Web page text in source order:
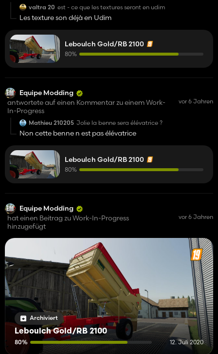
valtra 20 est - ce que les textures seront en udim
Les texture son déjà en Udim
Leboulch Gold/RB 2100
80%
Equipe Modding
antwortete auf einen Kommentar zu einem Work-
In-Progress
vor 6 Jahren
Mathieu 210205 Jolie la benne sera élévatrice ?
Non cette benne n est pas élévatrice
Leboulch Gold/RB 2100
80%
Equipe Modding
hat einen Beitrag zu Work-In-Progress
hinzugefügt
vor 6 Jahren
Archiviert
Leboulch Gold/RB 2100
80% 12. Juli 2020